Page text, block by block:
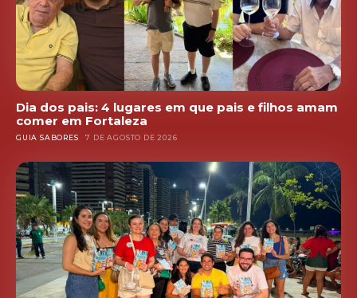
Dia dos pais: 4 lugares em que pais e filhos amam
comer em Fortaleza
GUIA SABORES 7 DE AGOSTO DE 2026